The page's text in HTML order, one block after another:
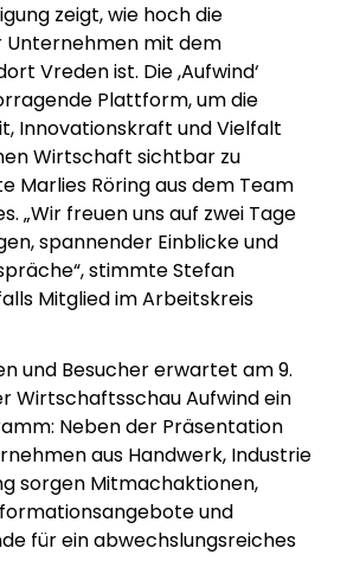
zeigt, wie hoch die
Unternehmen mit dem
Vreden ist. Die ,Aufwind‘
Plattform, um die
Innovationskraft und Vielfalt
Wirtschaft sichtbar zu
Marlies Röring aus dem Team
„Wir freuen uns auf zwei Tage
spannender Einblicke und
stimmte Stefan
Mitglied im Arbeitskreis
und Besucher erwartet am 9.
Wirtschaftsschau Aufwind ein
Neben der Präsentation
aus Handwerk, Industrie
sorgen Mitmachaktionen,
und
für ein abwechslungsreiches